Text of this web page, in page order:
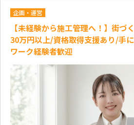
企画・運営
【未経験から施工管理へ！】街づ
30万円以上/資格取得支援あり/手
ワーク経験者歓迎